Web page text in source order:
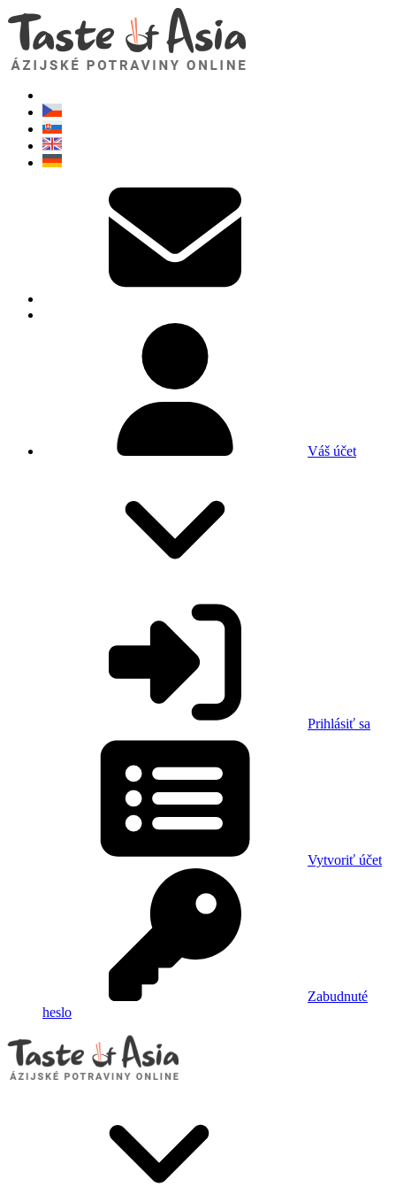
Váš účet
Prihlásiť sa
Vytvoriť účet
Zabudnuté
heslo
TasteOfAsia.sk
Neváhajte sa opýtať. Som tu pre vás!